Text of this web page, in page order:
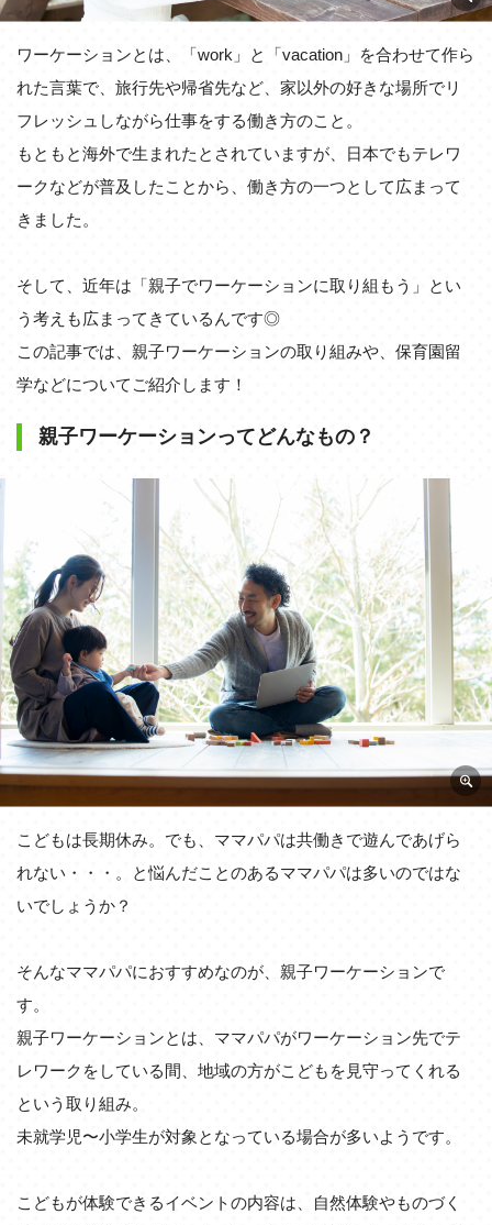
ワーケーションとは、「work」と「vacation」を合わせて作ら
れた言葉で、旅行先や帰省先など、家以外の好きな場所でリ
フレッシュしながら仕事をする働き方のこと。
もともと海外で生まれたとされていますが、日本でもテレワ
ークなどが普及したことから、働き方の一つとして広まって
きました。
そして、近年は「親子でワーケーションに取り組もう」とい
う考えも広まってきているんです◎
この記事では、親子ワーケーションの取り組みや、保育園留
学などについてご紹介します！
親子ワーケーションってどんなもの？
こどもは長期休み。でも、ママパパは共働きで遊んであげら
れない・・・。と悩んだことのあるママパパは多いのではな
いでしょうか？
そんなママパパにおすすめなのが、親子ワーケーションで
す。
親子ワーケーションとは、ママパパがワーケーション先でテ
レワークをしている間、地域の方がこどもを見守ってくれる
という取り組み。
未就学児〜小学生が対象となっている場合が多いようです。
こどもが体験できるイベントの内容は、自然体験やものづく